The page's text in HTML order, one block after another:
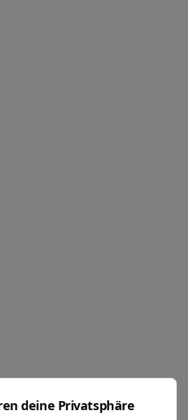
deine Privatsphäre